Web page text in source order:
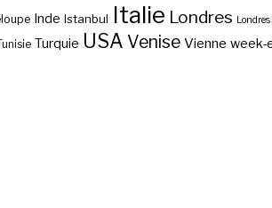
Inde Istanbul Italie Londres
Tunisie Turquie USA Venise Vienne week-